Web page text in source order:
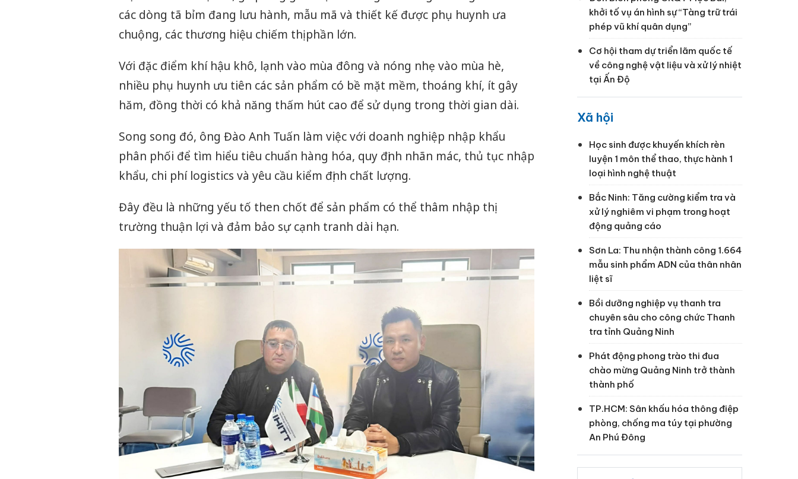
các dòng tã bỉm đang lưu hành, mẫu mã và thiết kế được phụ huynh ưa
chuộng, các thương hiệu chiếm thị phần lớn.
Với đặc điểm khí hậu khô, lạnh vào mùa đông và nóng nhẹ vào mùa hè,
nhiều phụ huynh ưu tiên các sản phẩm có bề mặt mềm, thoáng khí, ít gây
hăm, đồng thời có khả năng thấm hút cao để sử dụng trong thời gian dài.
Song song đó, ông Đào Anh Tuấn làm việc với doanh nghiệp nhập khẩu
phân phối để tìm hiểu tiêu chuẩn hàng hóa, quy định nhãn mác, thủ tục nhập
khẩu, chi phí logistics và yêu cầu kiểm định chất lượng.
Đây đều là những yếu tố then chốt để sản phẩm có thể thâm nhập thị
trường thuận lợi và đảm bảo sự cạnh tranh dài hạn.
khởi tố vụ án hình sự “Tàng trữ trái
phép vũ khí quân dụng”
Cơ hội tham dự triển lãm quốc tế
về công nghệ vật liệu và xử lý nhiệt
tại Ấn Độ
Xã hội
Học sinh được khuyến khích rèn
luyện 1 môn thể thao, thực hành 1
loại hình nghệ thuật
Bắc Ninh: Tăng cường kiểm tra và
xử lý nghiêm vi phạm trong hoạt
động quảng cáo
Sơn La: Thu nhận thành công 1.664
mẫu sinh phẩm ADN của thân nhân
liệt sĩ
Bồi dưỡng nghiệp vụ thanh tra
chuyên sâu cho công chức Thanh
tra tỉnh Quảng Ninh
Phát động phong trào thi đua
chào mừng Quảng Ninh trở thành
thành phố
TP.HCM: Sân khấu hóa thông điệp
phòng, chống ma túy tại phường
An Phú Đông